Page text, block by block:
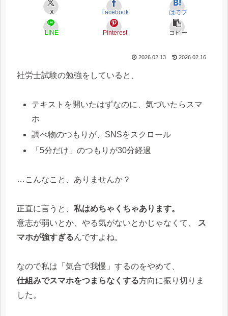
X Facebook はてブ
LINE Pinterest コピー
2026.02.13 2026.02.16
社労士試験の勉強をしていると、
テキストを開いたはずなのに、気づいたらスマ
ホ
調べ物のつもりが、SNSをスクロール
「5分だけ」のつもりが30分経過
…こんなこと、ありませんか？
正直に言うと、 私はめちゃくちゃあります。
意志が弱いとか、やる気がないとかじゃなくて、
ス
マホが強すぎるんですよね。
なので私は「気合で我慢」するのをやめて、
仕組みでスマホをつまらなくする方向に振り切りま
した。